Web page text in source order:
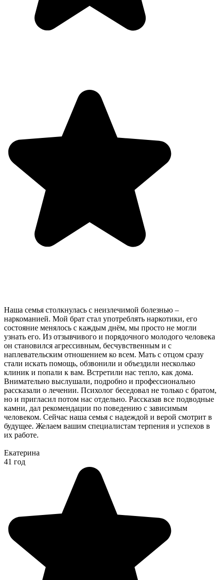
Наша семья столкнулась с неизлечимой болезнью –
наркоманией. Мой брат стал употреблять наркотики, его
состояние менялось с каждым днём, мы просто не могли
узнать его. Из отзывчивого и порядочного молодого человека
он становился агрессивным, бесчувственным и с
наплевательским отношением ко всем. Мать с отцом сразу
стали искать помощь, обзвонили и объездили несколько
клиник и попали к вам. Встретили нас тепло, как дома.
Внимательно выслушали, подробно и профессионально
рассказали о лечении. Психолог беседовал не только с братом,
но и пригласил потом нас отдельно. Рассказав все подводные
камни, дал рекомендации по поведению с зависимым
человеком. Сейчас наша семья с надеждой и верой смотрит в
будущее. Желаем вашим специалистам терпения и успехов в
их работе.
Екатерина
41 год